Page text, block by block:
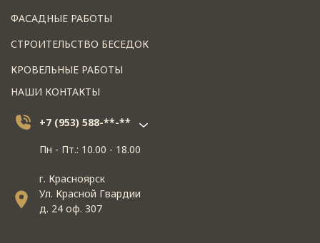
ФАСАДНЫЕ РАБОТЫ
СТРОИТЕЛЬСТВО БЕСЕДОК
КРОВЕЛЬНЫЕ РАБОТЫ
НАШИ КОНТАКТЫ
+7 (953) 588-**-**
Пн - Пт.: 10.00 - 18.00
г. Красноярск
Ул. Красной Гвардии
д. 24 оф. 307